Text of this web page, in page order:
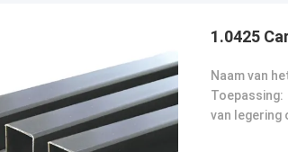
1.0425
Toepassing: